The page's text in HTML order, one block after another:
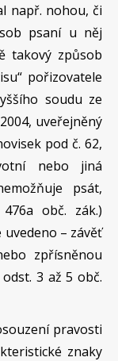
např. nohou, či
psaní u něj
takový způsob
pořizovatele
soudu ze
uveřejněný
pod č. 62,
nebo jiná
psát,
obč. zák.)
– závěť
zpřísněnou
3 až 5 obč.
pravosti
znaky